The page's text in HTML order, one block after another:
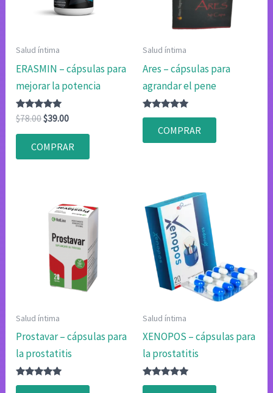
Salud íntima
ERASMIN – cápsulas para
mejorar la potencia
Valorado
con
4.83
de 5
$78.00El
original
era:
$39.00El
actual
es:
COMPRAR
Salud íntima
Ares – cápsulas para
agrandar el pene
Valorado
4.75
de 5
COMPRAR
Salud íntima
Prostavar – cápsulas para
la prostatitis
Valorado
Salud íntima
XENOPOS – cápsulas para
la prostatitis
Valorado